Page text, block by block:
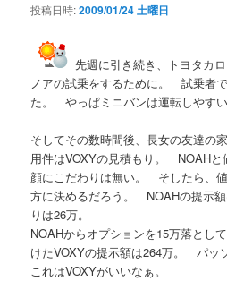
ョ
投稿日時:2009/01/24 土曜日
先週に引き続き、トヨタカロ
ノアの試乗をするために。 試乗者
た。 やっぱミニバンは運転しやすい
そしてその数時間後、長女の友達の
用件はVOXYの見積もり。 NOAH
顔にこだわりは無い。 そしたら、
方に決めるだろう。 NOAHの提示
りは26万。
NOAHからオプションを15万落とし
けたVOXYの提示額は264万。 パッ
これはVOXYがいいなぁ。